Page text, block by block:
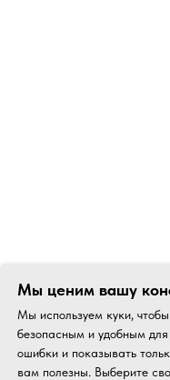
Мы ценим вашу
Мы используем куки,
безопасным и удобным
ошибки и показывать
вам полезны. Выберите